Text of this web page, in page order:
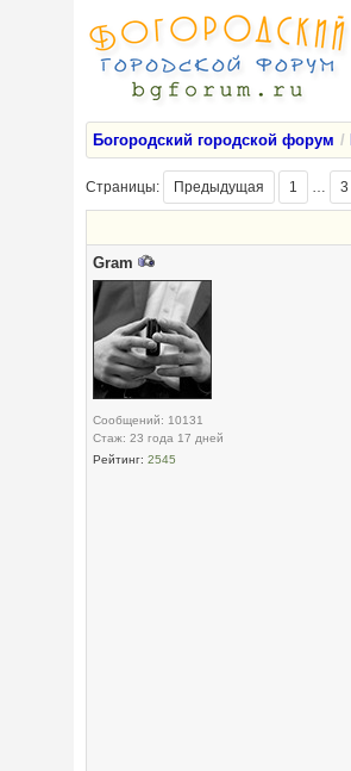
Богородский городской форум
Страницы: Предыдущая 1 … 3
Gram
Сообщений: 10131
Стаж: 23 года 17 дней
Рейтинг: 2545